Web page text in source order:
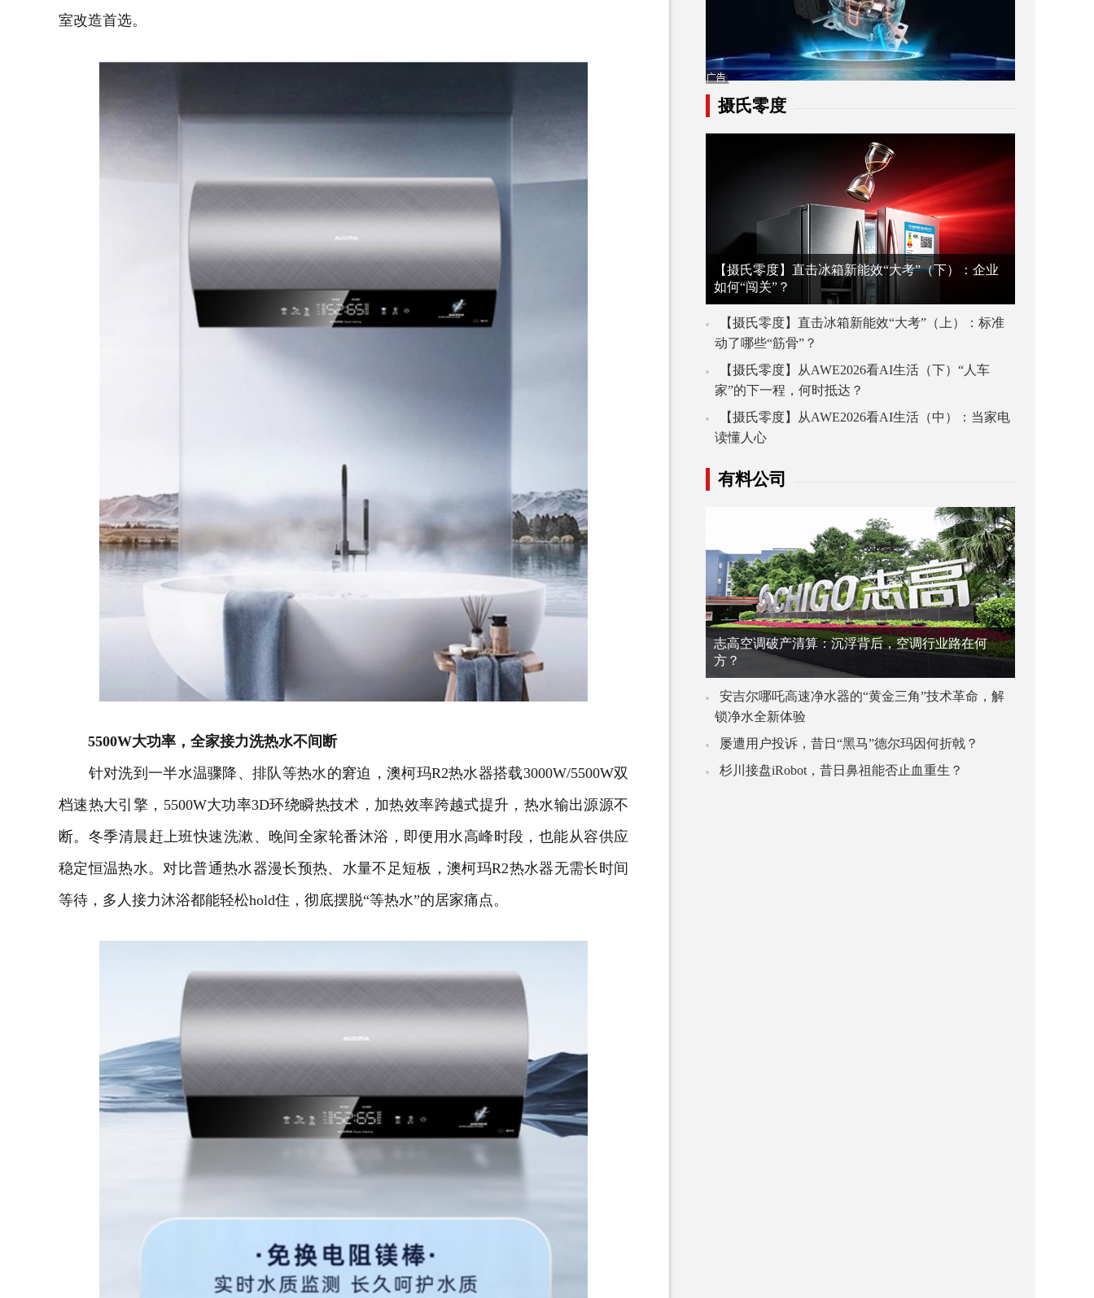
室改造首选。
5500W大功率，全家接力洗热水不间断
针对洗到一半水温骤降、排队等热水的窘迫，澳柯玛R2热水器搭载3000W/5500W双
档速热大引擎，5500W大功率3D环绕瞬热技术，加热效率跨越式提升，热水输出源源不
断。冬季清晨赶上班快速洗漱、晚间全家轮番沐浴，即便用水高峰时段，也能从容供应
稳定恒温热水。对比普通热水器漫长预热、水量不足短板，澳柯玛R2热水器无需长时间
等待，多人接力沐浴都能轻松hold住，彻底摆脱“等热水”的居家痛点。
摄氏零度
【摄氏零度】直击冰箱新能效“大考”（下）：企业
如何“闯关”？
【摄氏零度】直击冰箱新能效“大考”（上）：标准
动了哪些“筋骨”？
【摄氏零度】从AWE2026看AI生活（下）“人车
家”的下一程，何时抵达？
【摄氏零度】从AWE2026看AI生活（中）：当家电
读懂人心
有料公司
志高空调破产清算：沉浮背后，空调行业路在何
方？
安吉尔哪吒高速净水器的“黄金三角”技术革命，解
锁净水全新体验
屡遭用户投诉，昔日“黑马”德尔玛因何折戟？
杉川接盘iRobot，昔日鼻祖能否止血重生？